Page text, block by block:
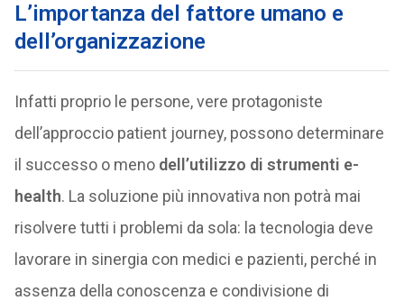
L’importanza del fattore umano e
dell’organizzazione
Infatti proprio le persone, vere protagoniste
dell’approccio patient journey, possono determinare
il successo o meno dell’utilizzo di strumenti e-
health. La soluzione più innovativa non potrà mai
risolvere tutti i problemi da sola: la tecnologia deve
lavorare in sinergia con medici e pazienti, perché in
assenza della conoscenza e condivisione di